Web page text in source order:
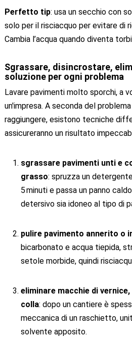
Perfetto tip: usa un secchio con
solo per il risciacquo per evitare di
Cambia l’acqua quando diventa
Sgrassare, disincrostare,
soluzione per ogni problema
Lavare pavimenti molto sporchi, a
un'impresa. A seconda del
raggiungere, esistono tecniche
assicureranno un risultato
sgrassare pavimenti unti e
grasso: spruzza un
5 minuti e passa un panno
detersivo sia idoneo al tipo di
pulire pavimento annerito o
bicarbonato e acqua tiepida,
setole morbide, quindi
eliminare macchie di
colla: dopo un cantiere è
meccanica di un raschietto,
solvente apposito.